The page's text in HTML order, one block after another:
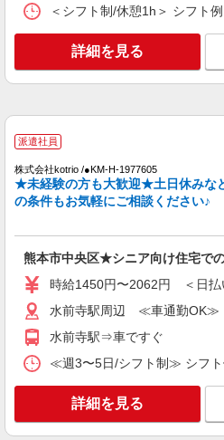
タイパ最強！希望
タッフ★＠熊本市
時給1450円〜
通費全支給(ガソリ
派遣社員
株式会社kotrio /●KM-H-2092715
＜黒髪町駅＞障
時給1250円〜
通費全支給(ガソリ
熊本市中央区
キープ
派遣社員
熊本市中央区＊グ
＜シフト制/休憩1h＞ シフト
詳細を見る
派遣社員
株式会社kotrio /●KM-H-1977605
★未経験の方も大歓迎★土日休みな
の条件もお気軽にご相談ください♪
熊本市中央区★シニア向け住宅で
時給1450円〜2062円 ＜日払
水前寺駅周辺 ≪車通勤OK≫
水前寺駅⇒車ですぐ
≪週3〜5日/シフト制≫ シフト
詳細を見る